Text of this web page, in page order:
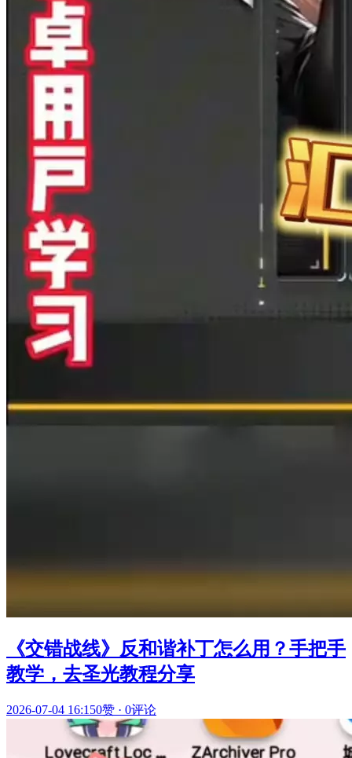
《交错战线》反和谐补丁怎么用？手把手
教学，去圣光教程分享
2026-07-04 16:150赞 · 0评论